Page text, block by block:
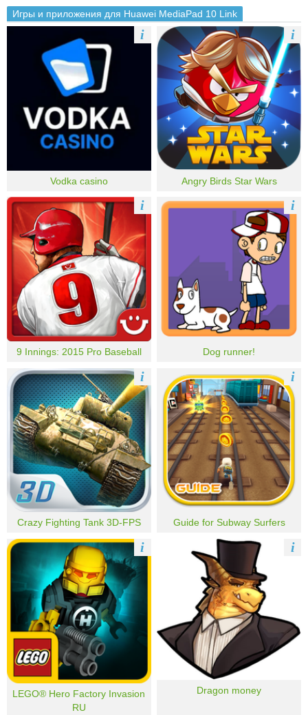
Игры и приложения для Huawei MediaPad 10 Link
Vodka casino
i
Angry Birds Star Wars
i
9 Innings: 2015 Pro Baseball
i
Dog runner!
i
Crazy Fighting Tank 3D-FPS
i
Guide for Subway Surfers
i
LEGO® Hero Factory Invasion
RU
i
Dragon money
i